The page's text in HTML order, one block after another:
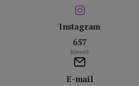
Instagram
657
Követő
E-mail